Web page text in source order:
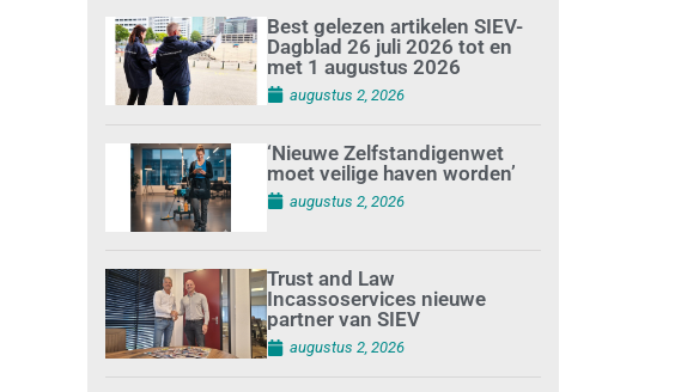
Best gelezen artikelen SIEV-
Dagblad 26 juli 2026 tot en
met 1 augustus 2026
augustus 2, 2026
‘Nieuwe Zelfstandigenwet
moet veilige haven worden’
augustus 2, 2026
Trust and Law
Incassoservices nieuwe
partner van SIEV
augustus 2, 2026